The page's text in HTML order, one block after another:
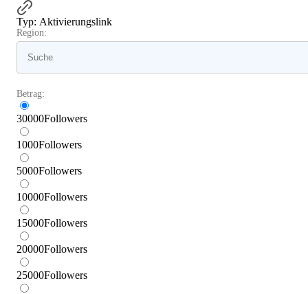
Typ: Aktivierungslink
Region:
Betrag:
30000Followers
1000Followers
5000Followers
10000Followers
15000Followers
20000Followers
25000Followers